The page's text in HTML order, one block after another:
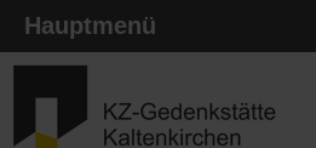
Hauptmenü